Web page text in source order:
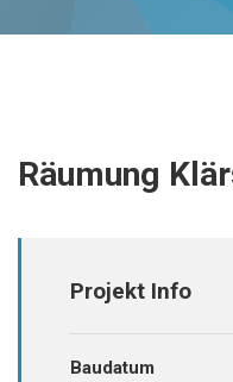
Räumung
Projekt Info
Baudatum